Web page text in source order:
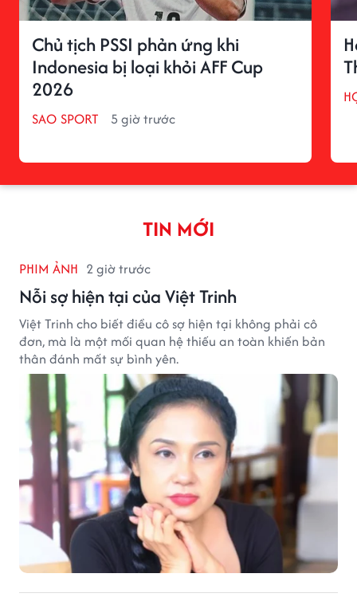
Chủ tịch PSSI phản ứng khi
Indonesia bị loại khỏi AFF Cup
2026
SAO SPORT 5 giờ trước
TIN MỚI
PHIM ẢNH 2 giờ trước
Nỗi sợ hiện tại của Việt Trinh
Việt Trinh cho biết điều cô sợ hiện tại không phải cô
đơn, mà là một mối quan hệ thiếu an toàn khiến bản
thân đánh mất sự bình yên.